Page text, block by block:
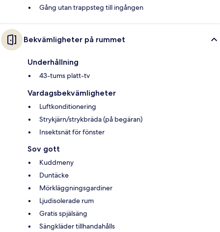
Gång utan trappsteg till ingången
Bekvämligheter på rummet
Underhållning
43-tums platt-tv
Vardagsbekvämligheter
Luftkonditionering
Strykjärn/strykbräda (på begäran)
Insektsnät för fönster
Sov gott
Kuddmeny
Duntäcke
Mörkläggningsgardiner
Ljudisolerade rum
Gratis spjälsäng
Sängkläder tillhandahålls